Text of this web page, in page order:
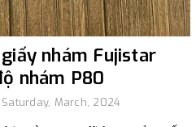
nhám Fujistar
nhám P80
Saturday, March, 2024